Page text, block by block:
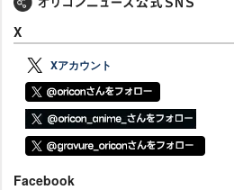
X
Xアカウント
Facebook